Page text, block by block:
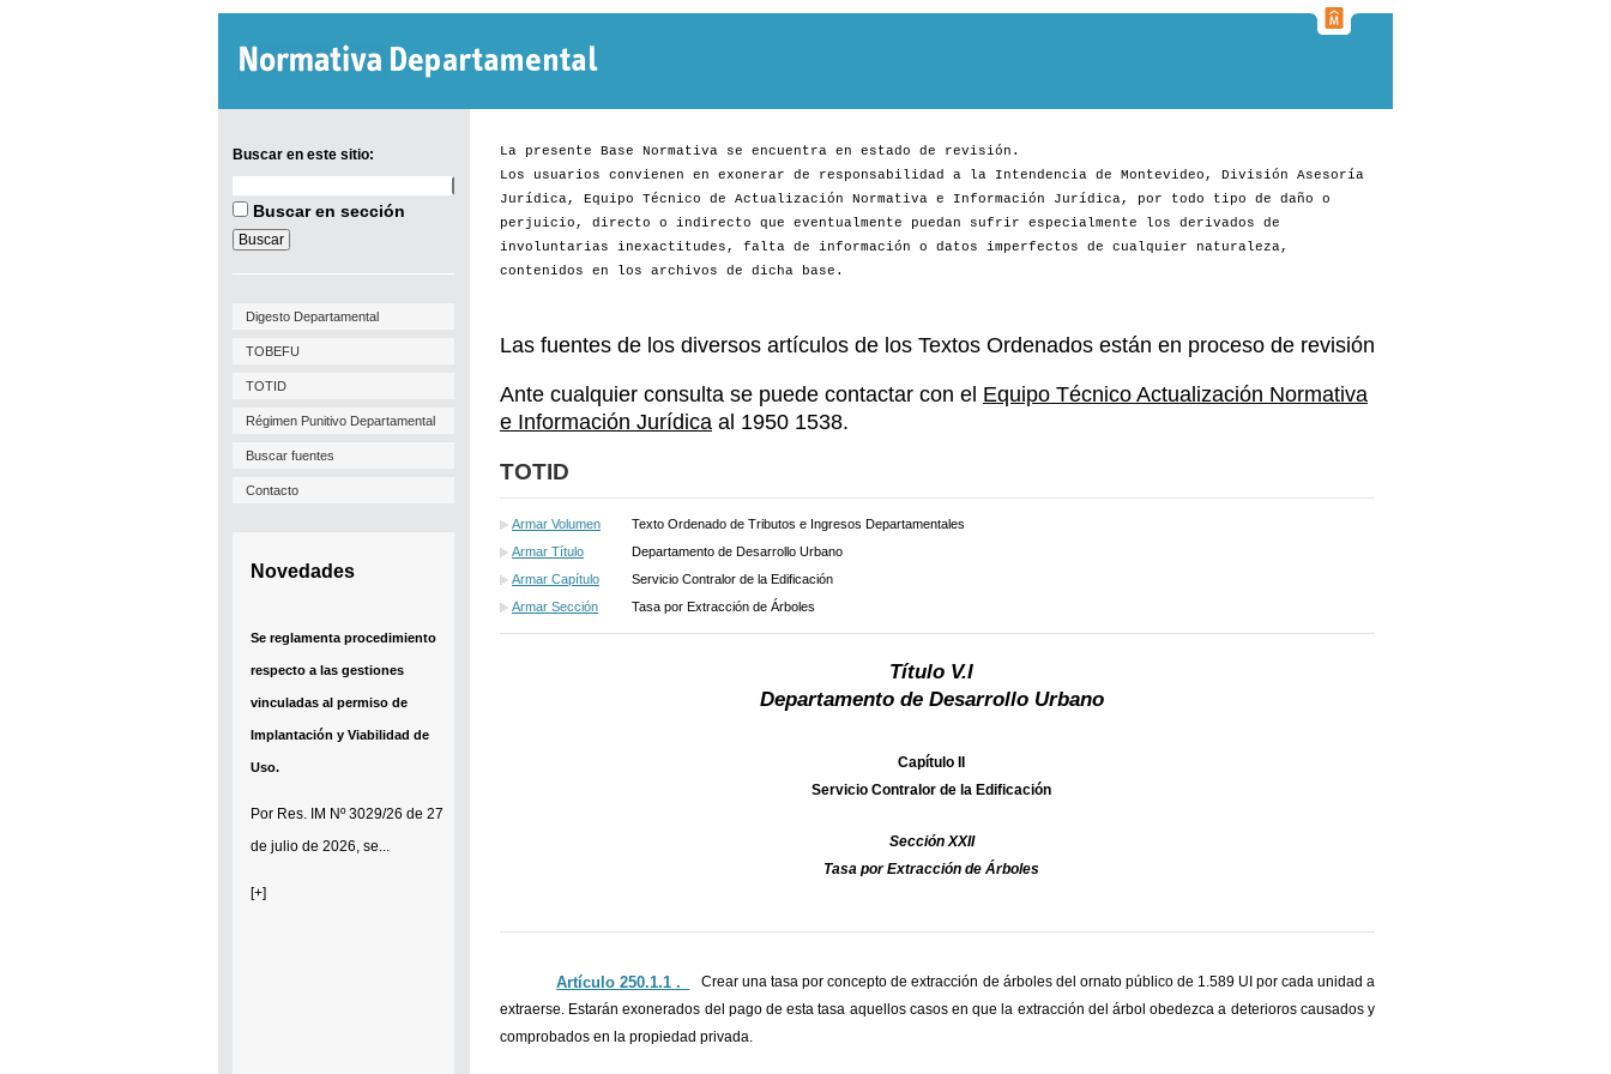
Buscar en este sitio:
en
sitio:
Buscar en sección
Digesto Departamental
TOBEFU
TOTID
Régimen Punitivo Departamental
Buscar fuentes
Contacto
Novedades
Se reglamenta procedimiento
respecto a las gestiones
vinculadas al permiso de
Implantación y Viabilidad de
Uso.
Por Res. IM Nº 3029/26 de 27
de julio de 2026, se...
[+]
La presente Base Normativa se encuentra en estado de revisión.
Los usuarios convienen en exonerar de responsabilidad a la Intendencia de Montevideo, División Asesoría
Jurídica, Equipo Técnico de Actualización Normativa e Información Jurídica, por todo tipo de daño o
perjuicio, directo o indirecto que eventualmente puedan sufrir especialmente los derivados de
involuntarias inexactitudes, falta de información o datos imperfectos de cualquier naturaleza,
contenidos en los archivos de dicha base.
Las fuentes de los diversos artículos de los Textos Ordenados están en proceso de revisión
Ante cualquier consulta se puede contactar con el Equipo Técnico Actualización Normativa
e Información Jurídica al 1950 1538.
TOTID
Armar Volumen
Texto Ordenado de Tributos e Ingresos Departamentales
Armar Título
Departamento de Desarrollo Urbano
Armar Capítulo
Servicio Contralor de la Edificación
Armar Sección
Tasa por Extracción de Árboles
Título V.I
Departamento de Desarrollo Urbano
Capítulo II
Servicio Contralor de la Edificación
Sección XXII
Tasa por Extracción de Árboles
Artículo 250.1.1 ._
Crear una tasa por concepto de extracción de árboles del ornato público de 1.589 UI por cada unidad a
extraerse. Estarán exonerados del pago de esta tasa aquellos casos en que la extracción del árbol obedezca a deterioros causados y
comprobados en la propiedad privada.